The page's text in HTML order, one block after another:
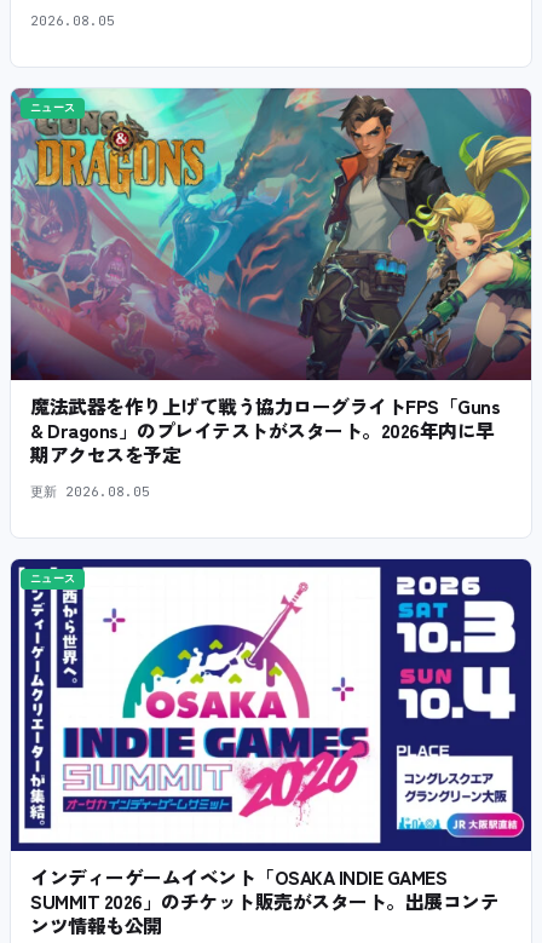
2026.08.05
ニュース
魔法武器を作り上げて戦う協力ローグライトFPS「Guns
& Dragons」のプレイテストがスタート。2026年内に早
期アクセスを予定
更新 2026.08.05
ニュース
インディーゲームイベント「OSAKA INDIE GAMES
SUMMIT 2026」のチケット販売がスタート。出展コンテ
ンツ情報も公開